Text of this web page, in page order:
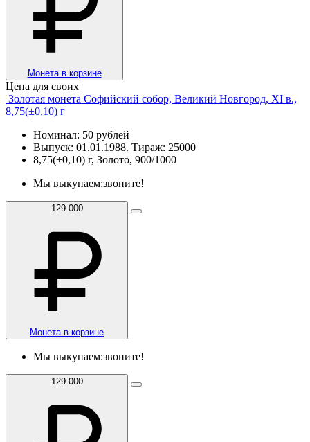
Монета в корзине
Цена для своих
Золотая монета Софийский собор, Великий Новгород, XI в.,
8,75(±0,10) г
Номинал: 50 рублей
Выпуск: 01.01.1988. Тираж: 25000
8,75(±0,10) г, Золото, 900/1000
Мы выкупаем:звоните!
129 000
Монета в корзине
Мы выкупаем:звоните!
129 000